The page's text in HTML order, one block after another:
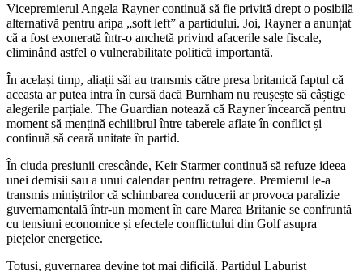
Vicepremierul Angela Rayner continuă să fie privită drept o posibilă
alternativă pentru aripa „soft left” a partidului. Joi, Rayner a anunțat
că a fost exonerată într-o anchetă privind afacerile sale fiscale,
eliminând astfel o vulnerabilitate politică importantă.
În același timp, aliații săi au transmis către presa britanică faptul că
aceasta ar putea intra în cursă dacă Burnham nu reușește să câștige
alegerile parțiale. The Guardian notează că Rayner încearcă pentru
moment să mențină echilibrul între taberele aflate în conflict și
continuă să ceară unitate în partid.
În ciuda presiunii crescânde, Keir Starmer continuă să refuze ideea
unei demisii sau a unui calendar pentru retragere. Premierul le-a
transmis miniștrilor că schimbarea conducerii ar provoca paralizie
guvernamentală într-un moment în care Marea Britanie se confruntă
cu tensiuni economice și efectele conflictului din Golf asupra
piețelor energetice.
Totuși, guvernarea devine tot mai dificilă. Partidul Laburist